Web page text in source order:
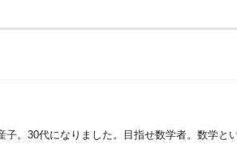
。30代になりました。目指せ数学者。数学と